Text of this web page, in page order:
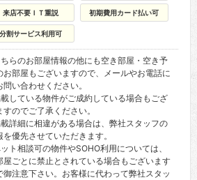
来店不要ＩＴ重説 初期費用カード払い可
分割サービス利用可
らのお部屋情報の他にも空き部屋・空き予
お部屋もございますので、メールやお電話に
問い合わせください。
している物件がご成約している場合もござ
すのでご了承ください。
詳細に相違がある場合は、弊社スタッフの
を優先させていただきます。
ト相談可の物件やSOHO利用については、
屋ごとに禁止とされている場合もございます
御注意下さい。お客様に代わって弊社スタッ